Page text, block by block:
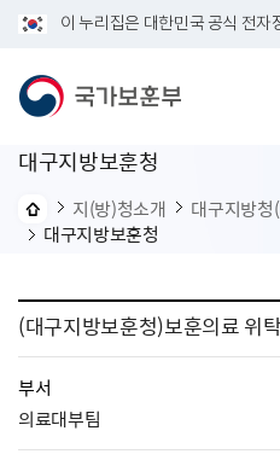
이 누리집은 대한민국 공식 전자
대구지방보훈청
지(방)청소개 대구지방청
대구지방보훈청
(대구지방보훈청)보훈의료 위
부서
의료대부팀